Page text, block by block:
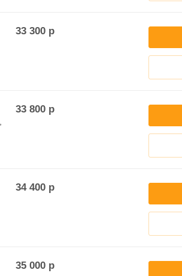
33 300р
33 800р
34 400р
35 000р